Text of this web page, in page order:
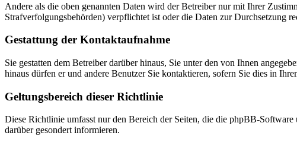
Andere als die oben genannten Daten wird der Betreiber nur mit Ihrer
Strafverfolgungsbehörden) verpflichtet ist oder die Daten zur Durchsetzung
Gestattung der Kontaktaufnahme
Sie gestatten dem Betreiber darüber hinaus, Sie unter den von Ihnen
hinaus dürfen er und andere Benutzer Sie kontaktieren, sofern Sie dies in
Geltungsbereich dieser Richtlinie
Diese Richtlinie umfasst nur den Bereich der Seiten, die die phpBB-
darüber gesondert informieren.